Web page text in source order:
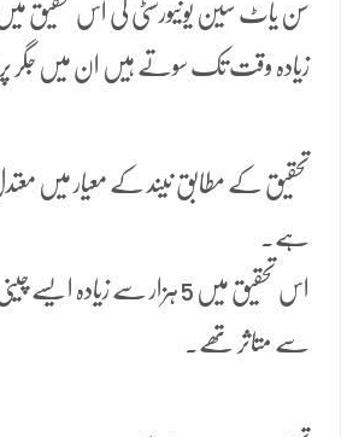
سن یاٹ سین یونیورسٹی کی اس تحقیق میں
زیادہ وقت تک سوتے ہیں ان میں جگر
ہے۔
اس تحقیق میں 5 ہزار سے
سے متاثر تھے۔